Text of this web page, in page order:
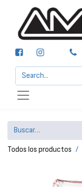
Todos los productos